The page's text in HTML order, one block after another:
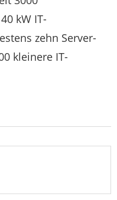
kW IT-
zehn Server-
kleinere IT-